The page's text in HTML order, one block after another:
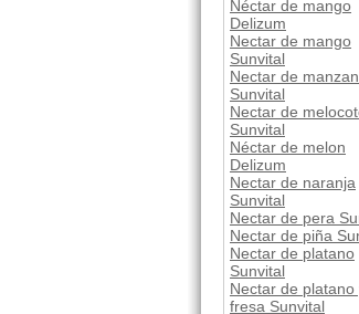
Néctar de mango
Delizum
Nectar de mango
Sunvital
Nectar de
Sunvital
Nectar de
Sunvital
Néctar de melon
Delizum
Nectar de naranja
Sunvital
Nectar de pera
Nectar de piña
Nectar de platano
Sunvital
Nectar de platano
fresa Sunvital